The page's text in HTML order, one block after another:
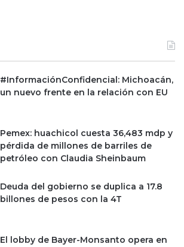
#InformaciónConfidencial: Michoacán,
un nuevo frente en la relación con EU
Pemex: huachicol cuesta 36,483 mdp y
pérdida de millones de barriles de
petróleo con Claudia Sheinbaum
Deuda del gobierno se duplica a 17.8
billones de pesos con la 4T
El lobby de Bayer-Monsanto opera en